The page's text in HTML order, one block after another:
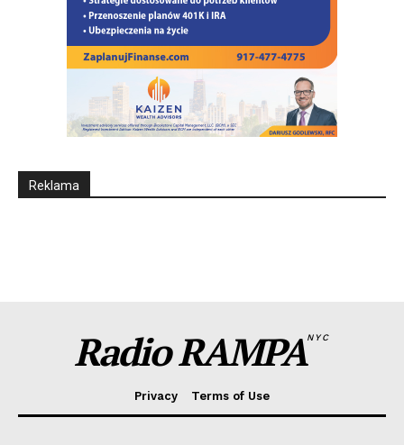
Reklama
Radio RAMPANYC
Privacy Terms of Use